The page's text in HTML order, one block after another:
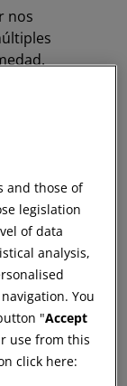
nos
en
and those of
legislation
of data
analysis,
You
"Accept
use from this
click here: